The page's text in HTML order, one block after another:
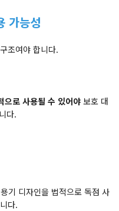
가능성
조여야 합니다.
으로 사용될 수 있어야 보호 대
다.
기 디자인을 법적으로 독점 사
다.